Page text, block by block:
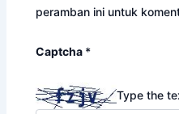
peramban ini untuk
Captcha *
Type the